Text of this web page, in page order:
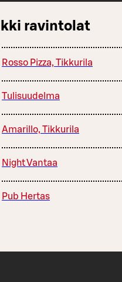
ravintolat
Rosso Pizza, Tikkurila
Tulisuudelma
Amarillo, Tikkurila
Night Vantaa
Pub Hertas